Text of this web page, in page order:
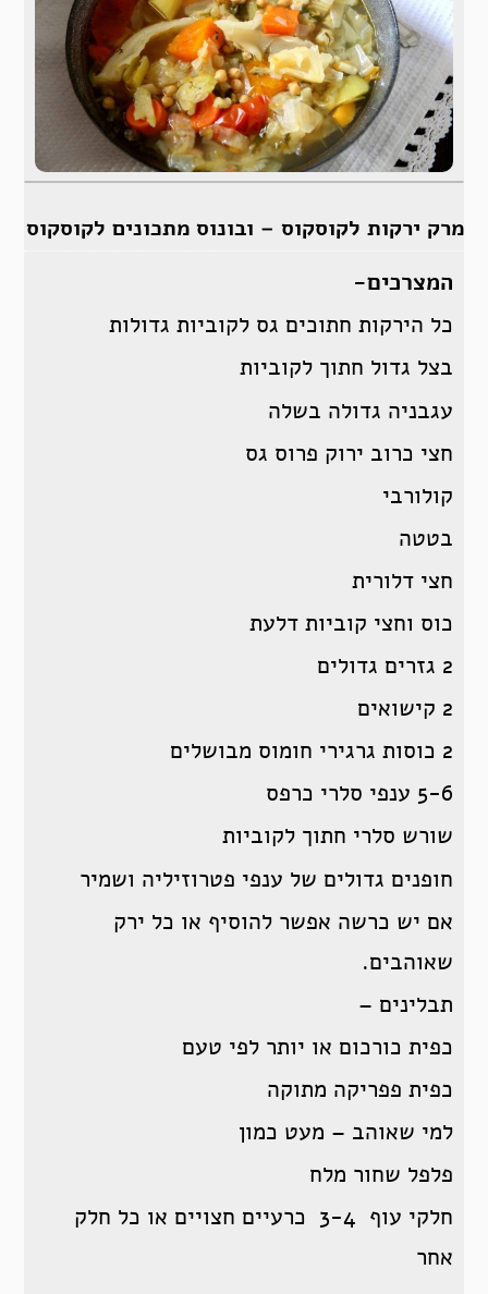
מרק ירקות לקוסקוס – ובונוס מתכונים לקוסקוס
המצרכים-
כל הירקות חתוכים גס לקוביות גדולות
בצל גדול חתוך לקוביות
עגבניה גדולה בשלה
חצי כרוב ירוק פרוס גס
קולורבי
בטטה
חצי דלורית
כוס וחצי קוביות דלעת
2 גזרים גדולים
2 קישואים
2 כוסות גרגירי חומוס מבושלים
5-6 ענפי סלרי כרפס
שורש סלרי חתוך לקוביות
חופנים גדולים של ענפי פטרוזיליה ושמיר
אם יש כרשה אפשר להוסיף או כל ירק
שאוהבים.
תבלינים –
כפית כורכום או יותר לפי טעם
כפית פפריקה מתוקה
למי שאוהב – מעט כמון
פלפל שחור מלח
חלקי עוף 3-4 כרעיים חצויים או כל חלק
אחר